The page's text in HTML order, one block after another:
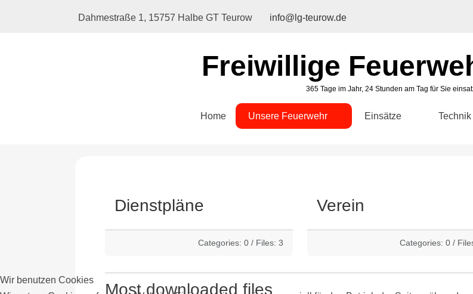
Dahmestraße 1, 15757 Halbe GT Teurow info@lg-teurow.de
Freiwillige
365 Tage im Jahr, 24 Stunden am Tag für Sie
Home Unsere Feuerwehr Einsätze Technik
Dienstpläne
Categories: 0/ Files: 3
Verein
Categories: 0 /
Most downloaded files
Wir benutzen Cookies